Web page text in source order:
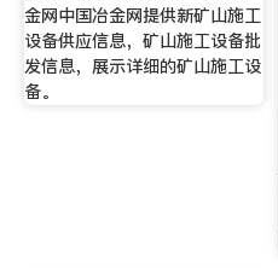
金网中国冶金网提供新矿山施工
设备供应信息，矿山施工设备批
发信息，展示详细的矿山施工设
备。